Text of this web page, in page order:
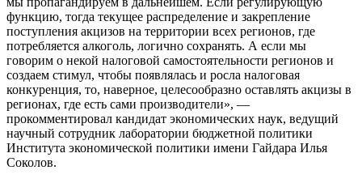
функцию, тогда текущее распределение и закрепление
поступления акцизов на территории всех регионов, где
потребляется алкоголь, логично сохранять. А если мы
говорим о некой налоговой самостоятельности регионов и
создаем стимул, чтобы появлялась и росла налоговая
конкуренция, то, наверное, целесообразно оставлять акцизы в
регионах, где есть сами производители», —
прокомментировал кандидат экономических наук, ведущий
научный сотрудник лаборатории бюджетной политики
Института экономической политики имени Гайдара Илья
Соколов.